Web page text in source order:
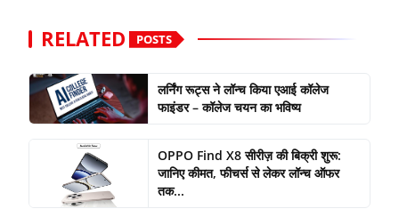
RELATED POSTS
लर्निंग रूट्स ने लॉन्च किया एआई कॉलेज
फाइंडर – कॉलेज चयन का भविष्य
OPPO Find X8 सीरीज़ की बिक्री शुरू:
जानिए कीमत, फीचर्स से लेकर लॉन्च ऑफर
तक...